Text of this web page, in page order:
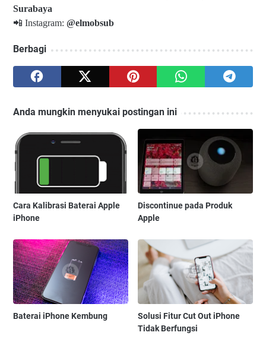
Surabaya
📲 Instagram: @elmobsub
Berbagi
Anda mungkin menyukai postingan ini
Cara Kalibrasi Baterai Apple
iPhone
Discontinue pada Produk
Apple
Baterai iPhone Kembung
Solusi Fitur Cut Out iPhone
Tidak Berfungsi